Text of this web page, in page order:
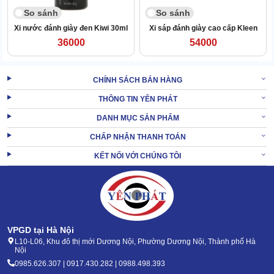
mềm tự nhiên của da giày.
Thành phần này còn có tác dụng dưỡng da giày, giữ độ ẩm cần
thiết để da không bị khô cứng hay nứt gãy.
So sánh
Xi nước đánh giày đen Kiwi 30ml
36000
So sánh
Xi sáp đánh giày cao cấp Kleen
54000
CHÍNH SÁCH BÁN HÀNG
THÔNG TIN YÊN PHÁT
DANH MỤC SẢN PHẨM
CHẤP NHẬN THANH TOÁN
KẾT NỐI VỚI CHÚNG TÔI
VPGD tại Hà Nội
L10-L06, Khu đô thị mới Dương Nội, Phường Dương Nội, Thành phố Hà
Nội
0985.626.307 | 0917.430.282 | 0988.498.393